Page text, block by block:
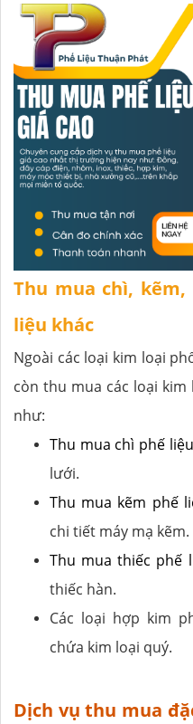
Thu mua chì,
liệu khác
Ngoài các loại kim loại
còn thu mua các loại kim
như:
Thu mua chì phế liệu
lưới.
Thu mua kẽm phế
chi tiết máy mạ kẽm.
Thu mua thiếc phế
thiếc hàn.
Các loại hợp kim
chứa kim loại quý.
Dịch vụ thu mua